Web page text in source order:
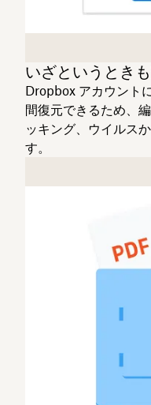
いざというとき
Dropbox アカウント
間復元できるため、
ッキング、ウイルス
す。